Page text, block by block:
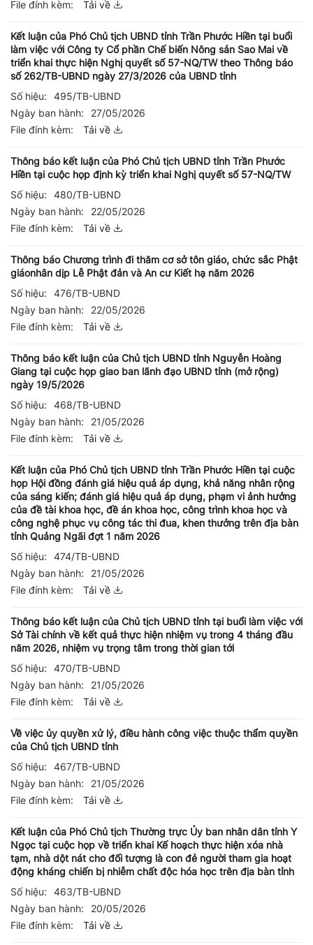
File đính kèm:
Tải về
Kết luận của Phó Chủ tịch UBND tỉnh Trần Phước Hiền tại buổi
làm việc với Công ty Cổ phần Chế biến Nông sản Sao Mai về
triển khai thực hiện Nghị quyết số 57-NQ/TW theo Thông báo
số 262/TB-UBND ngày 27/3/2026 của UBND tỉnh
Số hiệu:
495/TB-UBND
Ngày ban hành:
27/05/2026
File đính kèm:
Tải về
Thông báo kết luận của Phó Chủ tịch UBND tỉnh Trần Phước
Hiền tại cuộc họp định kỳ triển khai Nghị quyết số 57-NQ/TW
Số hiệu:
480/TB-UBND
Ngày ban hành:
22/05/2026
File đính kèm:
Tải về
Thông báo Chương trình đi thăm cơ sở tôn giáo, chức sắc Phật
giáonhân dịp Lễ Phật đản và An cư Kiết hạ năm 2026
Số hiệu:
476/TB-UBND
Ngày ban hành:
22/05/2026
File đính kèm:
Tải về
Thông báo kết luận của Chủ tịch UBND tỉnh Nguyễn Hoàng
Giang tại cuộc họp giao ban lãnh đạo UBND tỉnh (mở rộng)
ngày 19/5/2026
Số hiệu:
468/TB-UBND
Ngày ban hành:
21/05/2026
File đính kèm:
Tải về
Kết luận của Phó Chủ tịch UBND tỉnh Trần Phước Hiền tại cuộc
họp Hội đồng đánh giá hiệu quả áp dụng, khả năng nhân rộng
của sáng kiến; đánh giá hiệu quả áp dụng, phạm vi ảnh hưởng
của đề tài khoa học, đề án khoa học, công trình khoa học và
công nghệ phục vụ công tác thi đua, khen thưởng trên địa bàn
tỉnh Quảng Ngãi đợt 1 năm 2026
Số hiệu:
474/TB-UBND
Ngày ban hành:
21/05/2026
File đính kèm:
Tải về
Thông báo kết luận của Chủ tịch UBND tỉnh tại buổi làm việc với
Sở Tài chính về kết quả thực hiện nhiệm vụ trong 4 tháng đầu
năm 2026, nhiệm vụ trọng tâm trong thời gian tới
Số hiệu:
470/TB-UBND
Ngày ban hành:
21/05/2026
File đính kèm:
Tải về
Về việc ủy quyền xử lý, điều hành công việc thuộc thẩm quyền
của Chủ tịch UBND tỉnh
Số hiệu:
467/TB-UBND
Ngày ban hành:
21/05/2026
File đính kèm:
Tải về
Kết luận của Phó Chủ tịch Thường trực Ủy ban nhân dân tỉnh Y
Ngọc tại cuộc họp về triển khai Kế hoạch thực hiện xóa nhà
tạm, nhà dột nát cho đối tượng là con đẻ người tham gia hoạt
động kháng chiến bị nhiễm chất độc hóa học trên địa bàn tỉnh
Số hiệu:
463/TB-UBND
Ngày ban hành:
20/05/2026
File đính kèm:
Tải về